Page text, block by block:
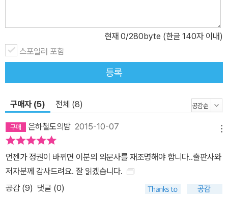
의는 온데간데없고 박정희 씨가 정권을 잡은 4년 동안 무엇을 했습니
까. 가장 악질적인 군사독재주의로 모든 인권을 짓밟고, 모든 여론을
탄압하고, 모든 야당을 돈으로 매수하고. 오늘도 어떤 소식을 들으니
까 군소 정당을 잔뜩 만들어가지고 여기다가 어떤 기관에서 돈을 준
갈팡질팡하는 아무런 사상을 가지지 못한 암흑 심야에 파도가 치는
일엽편주에 나침반을 잃고 선장도 없이 6년 동안을 끌어온 것입니다.
이제 우리는 끝장이 온 것입니다. 박정희 정부를 합법적으로 타도하
고, 새 나라를 건설하여줄 것을 당부하는 바입니다.” 민주주의자 장준
하 선생이 독재자 박정희의 실체를 날카롭게 고발한 당시의 말은 이
지나서 이제야 독자들에게 고스란히 다가오게 된 것이다. “중정의 동
현재 0/280byte (한글 140자 이내)
스포일러 포함
등록
구매자 (5) 전체 (8)
은하철도의밤 2015-10-07
언젠가 정권이 바뀌면 이분의 의문사를 재조명해야 합니다..출판사와
저자분께 감사드려요. 잘 읽겠습니다.
공감 (9) 댓글 (0)